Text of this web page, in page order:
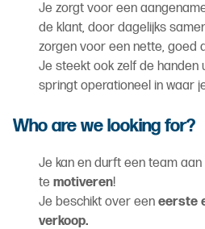
Je zorgt voor een
de klant, door dagelijks
zorgen voor een nette, goed
Je steekt ook zelf de handen
springt operationeel in waar
Who are we looking for?
Je kan en durft een team
te motiveren!
Je beschikt over een eerste
verkoop.